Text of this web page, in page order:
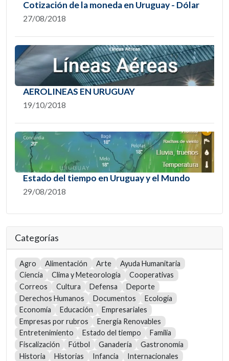
Cotización de la moneda en Uruguay - Dólar
27/08/2018
AEROLINEAS EN URUGUAY
19/10/2018
Estado del tiempo en Uruguay y el Mundo
29/08/2018
Categorías
Agro Alimentación Arte
Ayuda Humanitaria
Ciencia
Clima y Meteorología
Cooperativas
Correos
Cultura Defensa
Deporte
Derechos Humanos
Documentos
Ecología
Economía
Educación
Empresariales
Empresas por rubros
Energía Renovables
Entretenimiento
Estado del tiempo
Familia
Fiscalización
Fútbol Ganadería
Gastronomía
Historia
Historias Infancia
Internacionales